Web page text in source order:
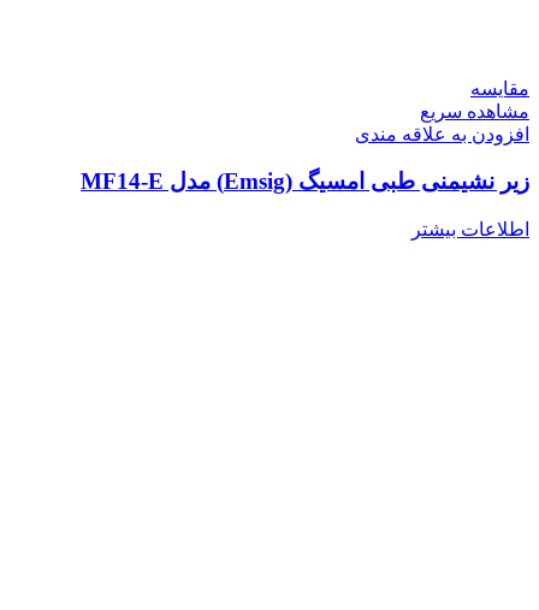
مقایسه
مشاهده سریع
افزودن به علاقه مندی
زیر نشیمنی طبی امسیگ (Emsig) مدل MF14-E
اطلاعات بیشتر